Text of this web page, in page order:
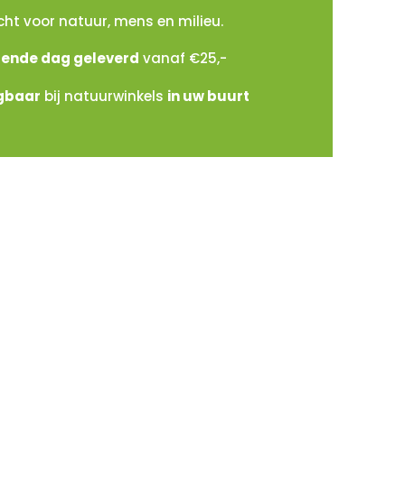
voor natuur, mens en milieu.
dag geleverd vanaf €25,-
bij natuurwinkels in uw buurt